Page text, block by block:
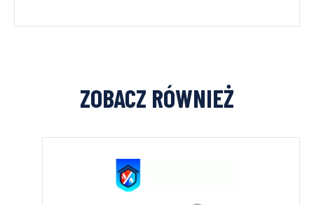
ZOBACZ RÓWNIEŻ